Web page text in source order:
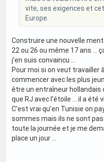
vite, ses exigences et
Europe.
Construire une nouvelle
22 ou 26 ou même 17 ans …
j’en suis convaincu …
Pour moi si on veut travailler
commencer avec les plus
être un entraîneur hollandais
que RJ avec l’étoile … il a été
C’est vrai qu’en Tunisie on
sommes mais ils ne sont
toute la journée et je me
place un jour …